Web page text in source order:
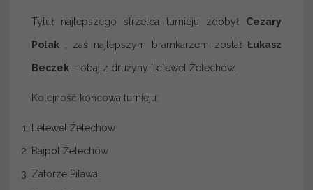
Tytuł najlepszego strzelca turnieju zdobył Cezary
Polak , zaś najlepszym bramkarzem został Łukasz
Beczek – obaj z drużyny Lelewel Żelechów.
Kolejność końcowa turnieju:
Lelewel Żelechów
Bajpol Żelechów
Zatorze Pilawa